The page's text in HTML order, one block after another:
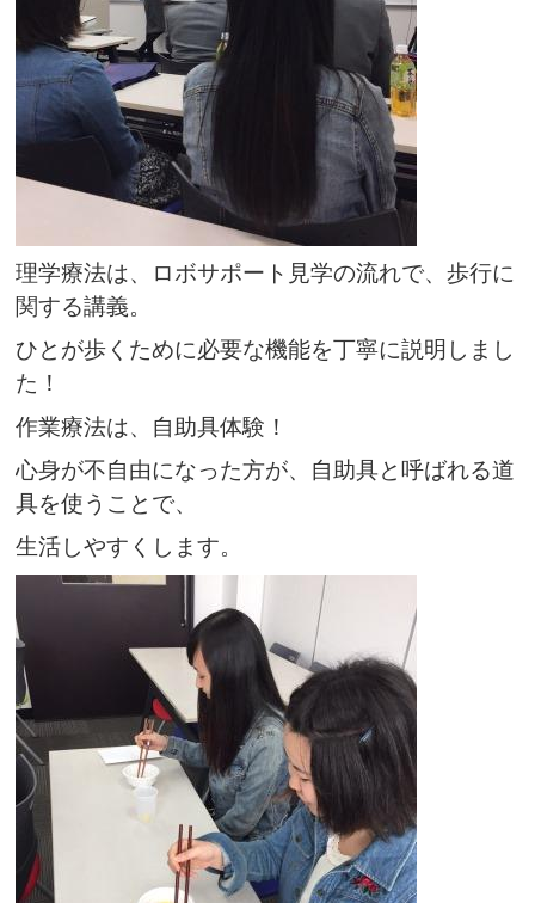
理学療法は、ロボサポート見学の流れで、歩行に
関する講義。
ひとが歩くために必要な機能を丁寧に説明しまし
た！
作業療法は、自助具体験！
心身が不自由になった方が、自助具と呼ばれる道
具を使うことで、
生活しやすくします。